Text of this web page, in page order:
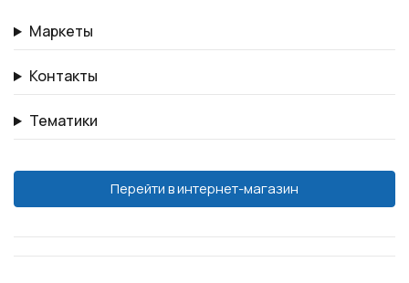
Маркеты
Контакты
Тематики
Перейти в интернет-магазин